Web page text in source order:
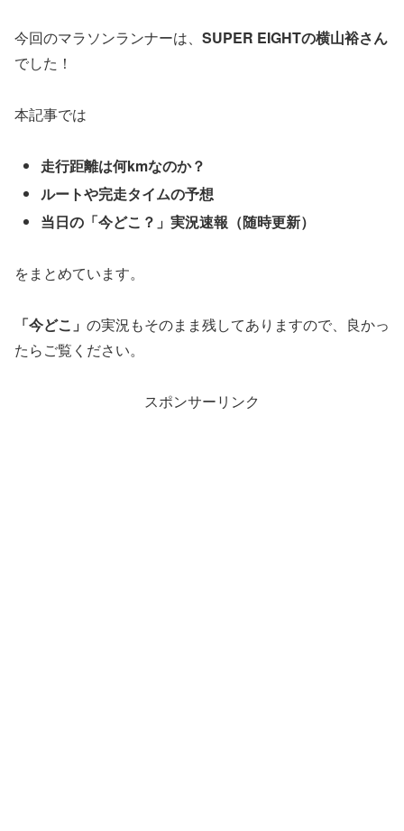
今回のマラソンランナーは、 SUPER EIGHTの横山裕さん
でした！
本記事では
走行距離は何kmなのか？
ルートや完走タイムの予想
当日の「今どこ？」実況速報（随時更新）
をまとめています。
「今どこ」 の実況もそのまま残してありますので、良かっ
たらご覧ください。
スポンサーリンク